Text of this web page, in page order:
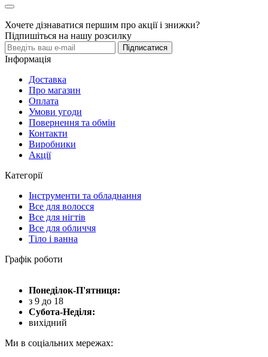
Хочете дізнаватися першим про акції і знижки?
Підпишіться на нашу розсилку
Підписатися
Інформація
Доставка
Про магазин
Оплата
Умови угоди
Повернення та обмін
Контакти
Виробники
Акції
Категорії
Інструменти та обладнання
Все для волосся
Все для нігтів
Все для обличчя
Тіло і ванна
Графік роботи
Понеділок-П'ятниця:
з 9 до 18
Субота-Неділя:
вихідний
Ми в соціальних мережах: